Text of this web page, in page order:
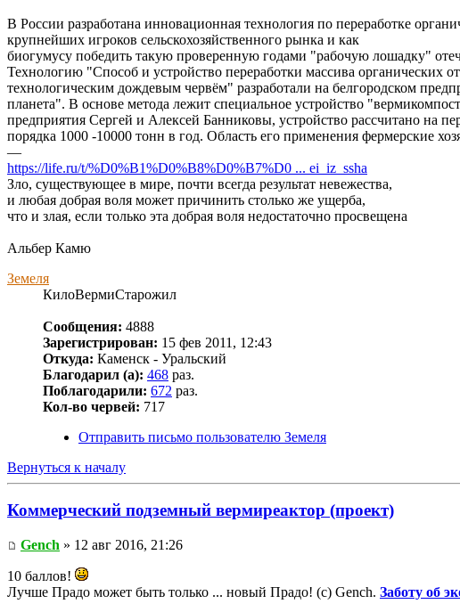
В России разработана инновационная технология по переработке
крупнейших игроков сельскохозяйственного рынка и как
биогумусу победить такую проверенную годами "рабочую лошадку"
Технологию "Способ и устройство переработки массива органических
технологическим дождевым червём" разработали на белгородском
планета". В основе метода лежит специальное устройство
предприятия Сергей и Алексей Банниковы, устройство рассчитано на
порядка 1000 -10000 тонн в год. Область его применения фермерские
―
https://life.ru/t/%D0%B1%D0%B8%D0%B7%D0 ... ei_iz_ssha
Зло, существующее в мире, почти всегда результат невежества,
и любая добрая воля может причинить столько же ущерба,
что и злая, если только эта добрая воля недостаточно просвещена
Альбер Камю
Земеля
КилоВермиСтарожил
Сообщения: 4888
Зарегистрирован: 15 фев 2011, 12:43
Откуда: Каменск - Уральский
Благодарил (а): 468 раз.
Поблагодарили: 672 раз.
Кол-во червей: 717
Отправить письмо пользователю Земеля
Вернуться к началу
Коммерческий подземный вермиреактор (проект)
Gench » 12 авг 2016, 21:26
10 баллов!
Лучше Прадо может быть только ... новый Прадо! (c) Gench. Заботу об